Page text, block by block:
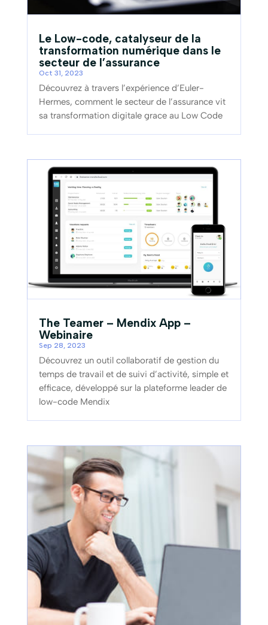
Le Low-code, catalyseur de la
transformation numérique dans le
secteur de l’assurance
Oct 31, 2023
Découvrez à travers l’expérience d’Euler-
Hermes, comment le secteur de l’assurance vit
sa transformation digitale grace au Low Code
The Teamer – Mendix App –
Webinaire
Sep 28, 2023
Découvrez un outil collaboratif de gestion du
temps de travail et de suivi d’activité, simple et
efficace, développé sur la plateforme leader de
low-code Mendix